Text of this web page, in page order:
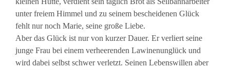
unter freiem Himmel und zu seinem bescheidenen Glück
fehlt nur noch Marie, seine große Liebe.
Aber das Glück ist nur von kurzer Dauer. Er verliert seine
junge Frau bei einem verheerenden Lawinenunglück und
wird dabei selbst schwer verletzt. Seinen Lebenswillen aber